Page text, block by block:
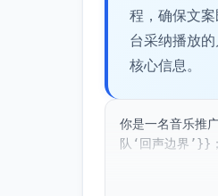
程，确保文
台采纳播放
核心信息。
你是一名音乐推
队‘回声边界’}}